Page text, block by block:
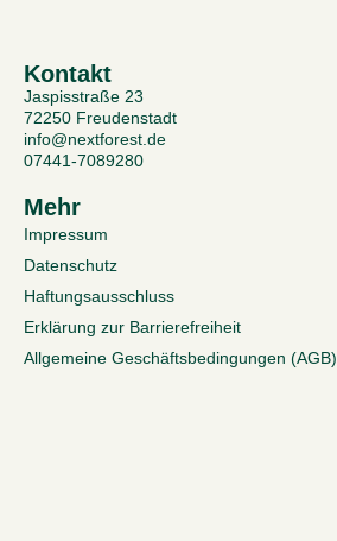
Kontakt
Jaspisstraße 23
72250 Freudenstadt
info@nextforest.de
07441-7089280
Mehr
Impressum
Datenschutz
Haftungsausschluss
Erklärung zur Barrierefreiheit
Allgemeine Geschäftsbedingungen (AGB)